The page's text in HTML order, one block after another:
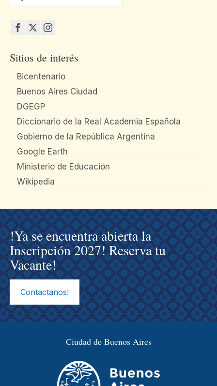
por:
Sitios de interés
Bicentenario
Buenos Aires Ciudad
DGEGP
Diccionario de la Real Academia Española
Gobierno de la República Argentina
Google Earth
Ministerio de Educación
Wikipedia
!Ya se encuentra abierta la
Inscripción 2027! Reserva tu
Vacante!
Contactanos!
Ciudad de Buenos Aires